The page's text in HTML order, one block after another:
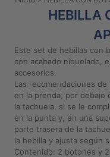
Preguntas
Privacidad
Políticas
Compra
2026
HEBILLA
Este set de hebillas con
con acabado niquelado,
accesorios.
Las recomendaciones
en la prenda, por debajo
la tachuela, si se le
en la punta y, en una
parte trasera de la
la hebilla y ajusta según
Contenido: 2 botones y